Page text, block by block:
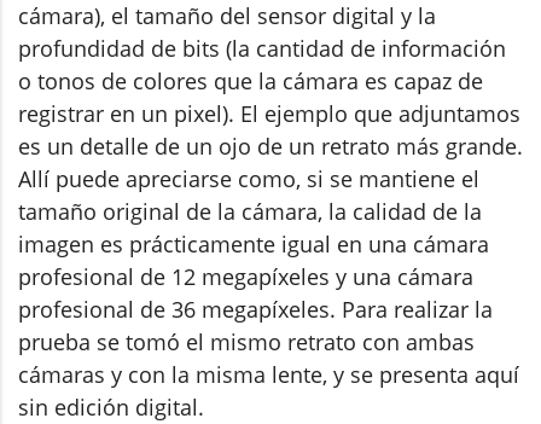
cámara), el tamaño del sensor digital y la
profundidad de bits (la cantidad de información
o tonos de colores que la cámara es capaz de
registrar en un pixel). El ejemplo que adjuntamos
es un detalle de un ojo de un retrato más grande.
Allí puede apreciarse como, si se mantiene el
tamaño original de la cámara, la calidad de la
imagen es prácticamente igual en una cámara
profesional de 12 megapíxeles y una cámara
profesional de 36 megapíxeles. Para realizar la
prueba se tomó el mismo retrato con ambas
cámaras y con la misma lente, y se presenta aquí
sin edición digital.